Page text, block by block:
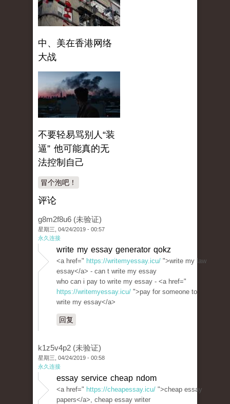
中、美在香港网络
大战
不要轻易骂别人“装
逼” 他可能真的无
法控制自己
冒个泡吧！
评论
g8m2f8u6 (未验证)
星期三, 04/24/2019 - 00:57
永久连接
write my essay generator qokz
<a href=" https://writemyessay.icu/ ">write my law
essay</a> - can t write my essay
who can i pay to write my essay - <a href="
https://writemyessay.icu/ ">pay for someone to
write my essay</a>
回复
k1z5v4p2 (未验证)
星期三, 04/24/2019 - 00:58
永久连接
essay service cheap ndom
<a href=" https://cheapessay.icu/ ">cheap essay
papers</a>, cheap essay writer